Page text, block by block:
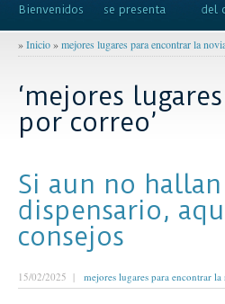
Bienvenidos se presenta del
»Inicio»mejores lugares para encontrar la
‘mejores
por correo’
Si aun no
dispensario,
consejos
15/02/2025 | mejores lugares para encontrar